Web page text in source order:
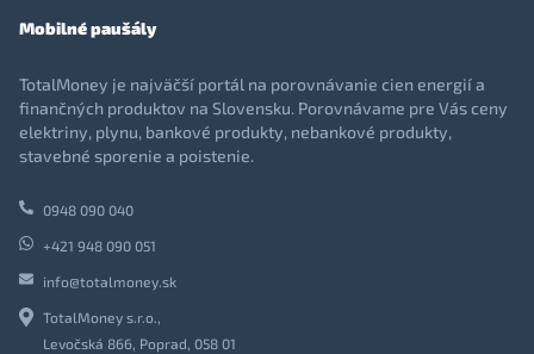
Mobilné paušály
TotalMoney je najväčší portál na porovnávanie cien energií a
finančných produktov na Slovensku. Porovnávame pre Vás ceny
elektriny, plynu, bankové produkty, nebankové produkty,
stavebné sporenie a poistenie.
0948 090 040
+421 948 090 051
info@totalmoney.sk
TotalMoney s.r.o.,
Levočská 866, Poprad, 058 01